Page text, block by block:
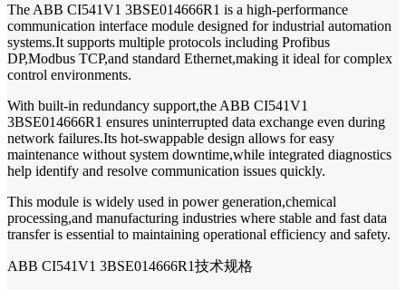
The ABB CI541V1 3BSE014666R1 is a high-performance
communication interface module designed for industrial automation
systems.It supports multiple protocols including Profibus
DP,Modbus TCP,and standard Ethernet,making it ideal for complex
control environments.
With built-in redundancy support,the ABB CI541V1
3BSE014666R1 ensures uninterrupted data exchange even during
network failures.Its hot-swappable design allows for easy
maintenance without system downtime,while integrated diagnostics
help identify and resolve communication issues quickly.
This module is widely used in power generation,chemical
processing,and manufacturing industries where stable and fast data
transfer is essential to maintaining operational efficiency and safety.
ABB CI541V1 3BSE014666R1技术规格